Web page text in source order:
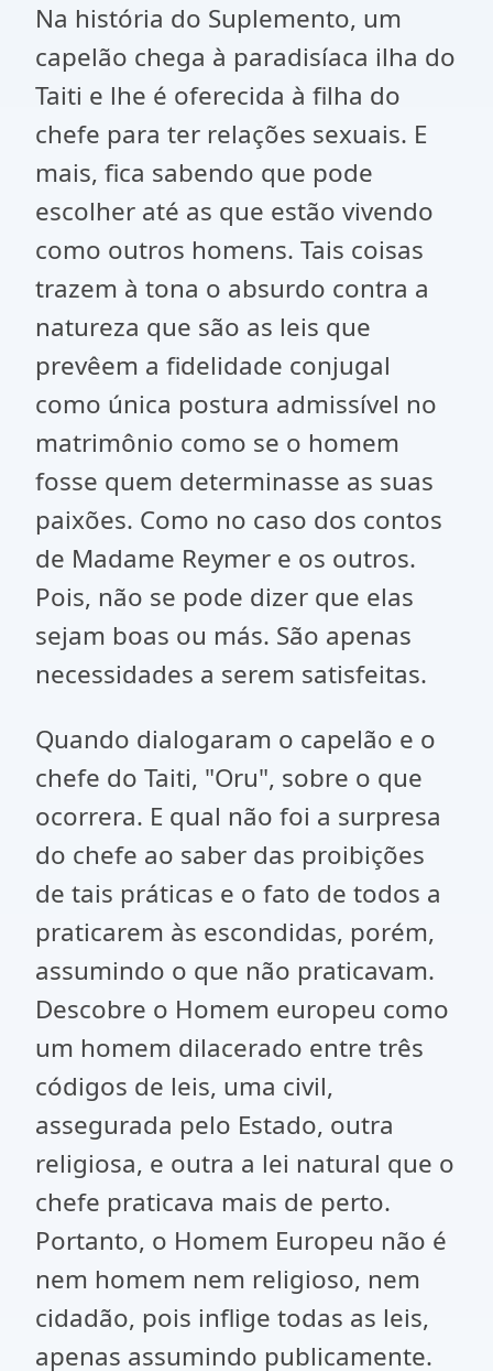
Na história do Suplemento, um
capelão chega à paradisíaca ilha do
Taiti e lhe é oferecida à filha do
chefe para ter relações sexuais. E
mais, fica sabendo que pode
escolher até as que estão vivendo
como outros homens. Tais coisas
trazem à tona o absurdo contra a
natureza que são as leis que
prevêem a fidelidade conjugal
como única postura admissível no
matrimônio como se o homem
fosse quem determinasse as suas
paixões. Como no caso dos contos
de Madame Reymer e os outros.
Pois, não se pode dizer que elas
sejam boas ou más. São apenas
necessidades a serem satisfeitas.
Quando dialogaram o capelão e o
chefe do Taiti, "Oru", sobre o que
ocorrera. E qual não foi a surpresa
do chefe ao saber das proibições
de tais práticas e o fato de todos a
praticarem às escondidas, porém,
assumindo o que não praticavam.
Descobre o Homem europeu como
um homem dilacerado entre três
códigos de leis, uma civil,
assegurada pelo Estado, outra
religiosa, e outra a lei natural que o
chefe praticava mais de perto.
Portanto, o Homem Europeu não é
nem homem nem religioso, nem
cidadão, pois inflige todas as leis,
apenas assumindo publicamente.